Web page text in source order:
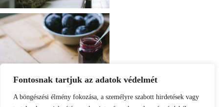
Fontosnak tartjuk az adatok védelmét
A böngészési élmény fokozása, a személyre szabott hirdetések vagy